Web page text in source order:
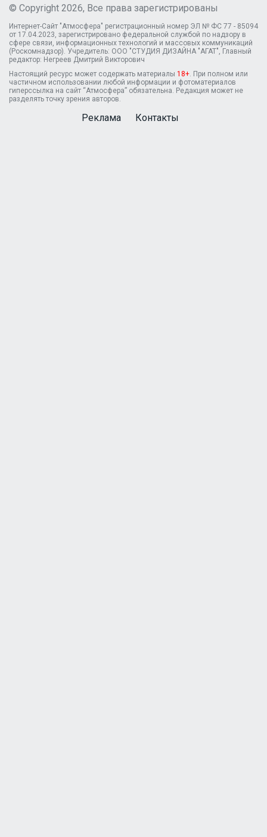
© Copyright 2026, Все права зарегистрированы
Интернет-Сайт "Атмосфера" регистрационный номер ЭЛ № ФС 77 - 85094
от 17.04.2023, зарегистрировано федеральной службой по надзору в
сфере связи, информационных технологий и массовых коммуникаций
(Роскомнадзор). Учредитель: ООО "СТУДИЯ ДИЗАЙНА "АГАТ", Главный
редактор: Негреев Дмитрий Викторович
Настоящий ресурс может содержать материалы 18+ . При полном или
частичном использовании любой информации и фотоматериалов
гиперссылка на сайт “Атмосфера” обязательна. Редакция может не
разделять точку зрения авторов.
Реклама Контакты